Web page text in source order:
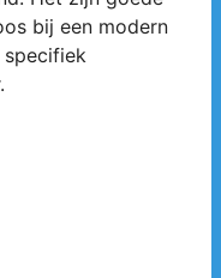
bij een modern
specifiek